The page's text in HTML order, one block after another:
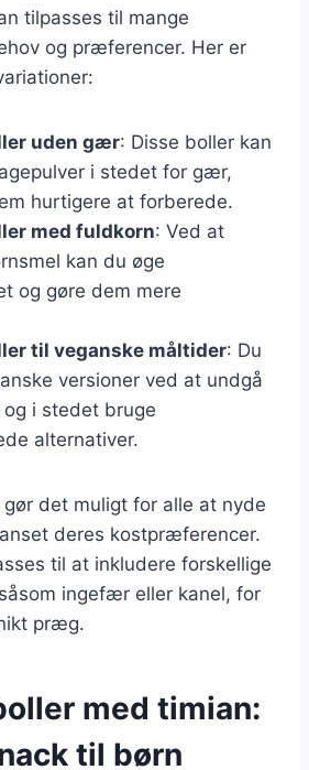
tilpasses til mange
og præferencer. Her er
uden gær: Disse boller kan
i stedet for gær,
hurtigere at forberede.
med fuldkorn: Ved at
kan du øge
og gøre dem mere
til veganske måltider: Du
versioner ved at undgå
i stedet bruge
alternativer.
det muligt for alle at nyde
deres kostpræferencer.
til at inkludere forskellige
ingefær eller kanel, for
præg.
med timian:
til børn